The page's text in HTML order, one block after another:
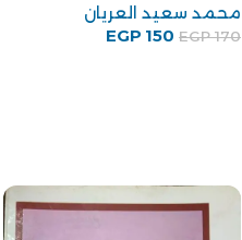
محمد سعيد العريان
EGP170
EGP 150